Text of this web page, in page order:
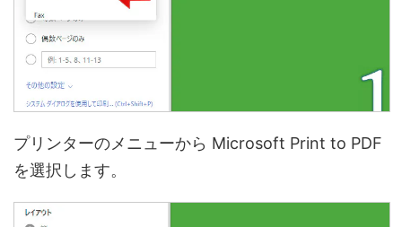
プリンターのメニューから Microsoft Print to PDF
を選択します。